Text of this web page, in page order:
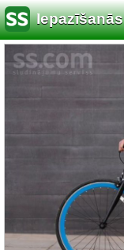
Iepazīšanās